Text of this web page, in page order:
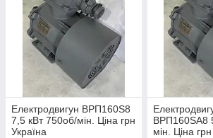
Електродвигун ВРП160Ѕ8
7,5 кВт 750об/мін. Ціна грн
Україна
ВРП160ЅА8
мін. Ціна